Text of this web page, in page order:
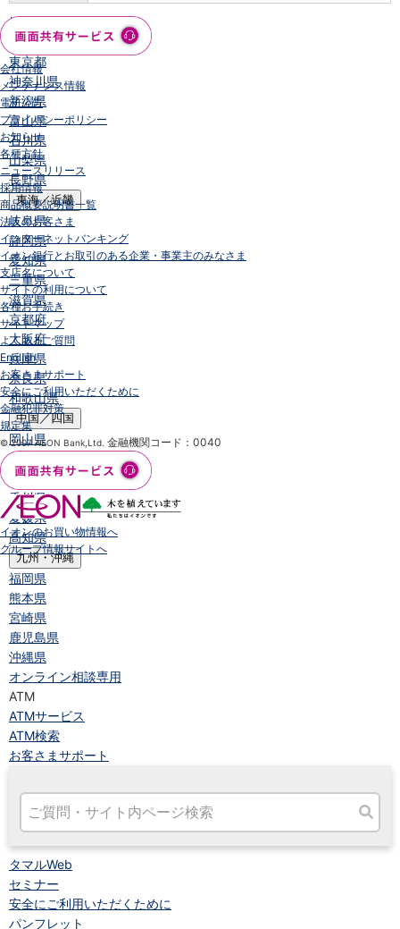
埼玉県
千葉県
東京都
神奈川県
新潟県
富山県
石川県
山梨県
長野県
東海／近畿
岐阜県
静岡県
愛知県
三重県
滋賀県
京都府
大阪府
兵庫県
奈良県
和歌山県
中国／四国
岡山県
広島県
徳島県
香川県
愛媛県
高知県
九州・沖縄
福岡県
熊本県
宮崎県
鹿児島県
沖縄県
オンライン相談専用
ATM
ATMサービス
ATM検索
お客さまサポート
タマルWeb
セミナー
安全にご利用いただくために
パンフレット
会社情報
メンテナンス情報
電子公告
プライバシーポリシー
お知らせ
各種方針
ニュースリリース
採用情報
商品概要説明書一覧
法人のお客さま
インターネットバンキング
イオン銀行とお取引のある企業・事業主のみなさま
支店名について
サイトの利用について
各種お手続き
サイトマップ
よくあるご質問
English
お客さまサポート
安全にご利用いただくために
金融犯罪対策
規定集
© 2007 AEON Bank,Ltd. 金融機関コード：0040
イオンのお買い物情報へ
グループ情報サイトへ